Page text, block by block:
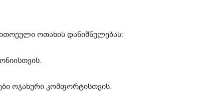
ოთახის დანიშნულებას:
ოჯახური კომფორტისთვის.